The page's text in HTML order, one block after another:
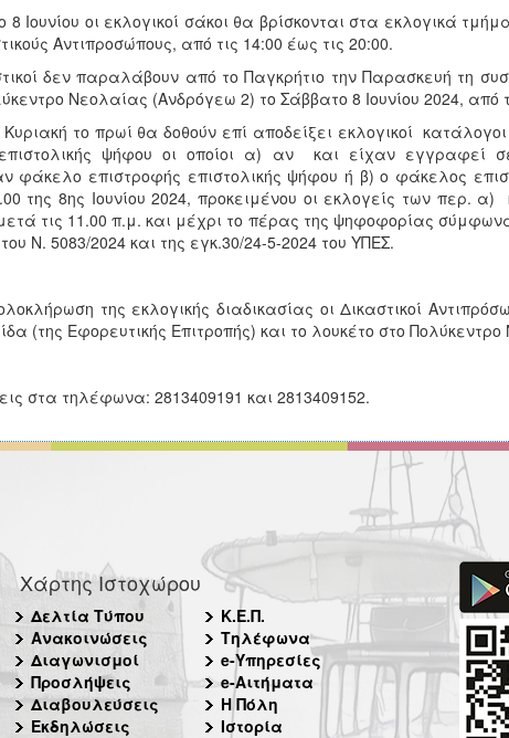
8 Ιουνίου οι εκλογικοί σάκοι θα βρίσκονται στα εκλογικά
Αντιπροσώπους, από τις 14:00 έως τις 20:00.
δεν παραλάβουν από το Παγκρήτιο την Παρασκευή τη
Νεολαίας (Ανδρόγεω 2) το Σάββατο 8 Ιουνίου 2024, από
Κυριακή το πρωί θα δοθούν επί αποδείξει εκλογικοί
ψήφου οι οποίοι α) αν και είχαν εγγραφεί
φάκελο επιστροφής επιστολικής ψήφου ή β) ο φάκελος
της 8ης Ιουνίου 2024, προκειμένου οι εκλογείς των περ.
τις 11.00 π.μ. και μέχρι το πέρας της ψηφοφορίας
Ν. 5083/2024 και της εγκ.30/24-5-2024 του ΥΠΕΣ.
της εκλογικής διαδικασίας οι Δικαστικοί
(της Εφορευτικής Επιτροπής) και το λουκέτο στο
στα τηλέφωνα: 2813409191 και 2813409152.
Χάρτης Ιστοχώρου
Δελτία Τύπου
Ανακοινώσεις
Διαγωνισμοί
Προσλήψεις
Διαβουλεύσεις
Εκδηλώσεις
Κ.Ε.Π.
Τηλέφωνα
e-Υπηρεσίες
e-Αιτήματα
Η Πόλη
Ιστορία